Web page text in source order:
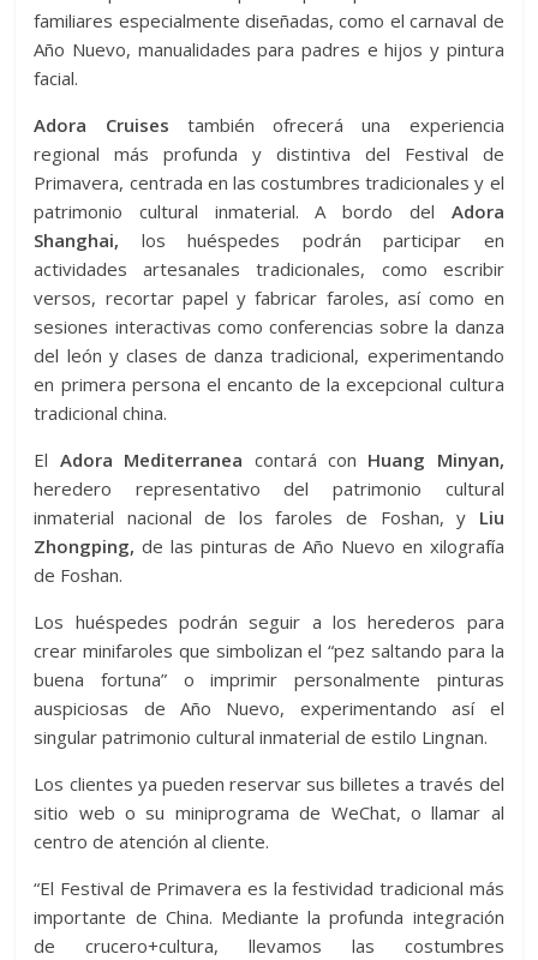
familiares especialmente diseñadas, como el carnaval de
Año Nuevo, manualidades para padres e hijos y pintura
facial.
Adora Cruises también ofrecerá una experiencia
regional más profunda y distintiva del Festival de
Primavera, centrada en las costumbres tradicionales y el
patrimonio cultural inmaterial. A bordo del Adora
Shanghai, los huéspedes podrán participar en
actividades artesanales tradicionales, como escribir
versos, recortar papel y fabricar faroles, así como en
sesiones interactivas como conferencias sobre la danza
del león y clases de danza tradicional, experimentando
en primera persona el encanto de la excepcional cultura
tradicional china.
El Adora Mediterranea contará con Huang Minyan,
heredero representativo del patrimonio cultural
inmaterial nacional de los faroles de Foshan, y Liu
Zhongping, de las pinturas de Año Nuevo en xilografía
de Foshan.
Los huéspedes podrán seguir a los herederos para
crear minifaroles que simbolizan el “pez saltando para la
buena fortuna” o imprimir personalmente pinturas
auspiciosas de Año Nuevo, experimentando así el
singular patrimonio cultural inmaterial de estilo Lingnan.
Los clientes ya pueden reservar sus billetes a través del
sitio web o su miniprograma de WeChat, o llamar al
centro de atención al cliente.
“El Festival de Primavera es la festividad tradicional más
importante de China. Mediante la profunda integración
de crucero+cultura, llevamos las costumbres